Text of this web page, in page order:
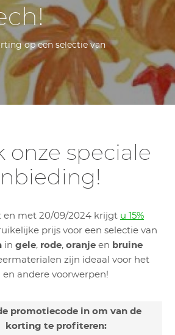
op een selectie van
onze speciale
en met 20/09/2024 krijgt u 15%
prijs voor een selectie van
in gele, rode, oranje en bruine
zijn ideaal voor het
andere voorwerpen!
promotiecode in om van de
korting te profiteren: